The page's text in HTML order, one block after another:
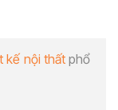
kế nội thấtphổ